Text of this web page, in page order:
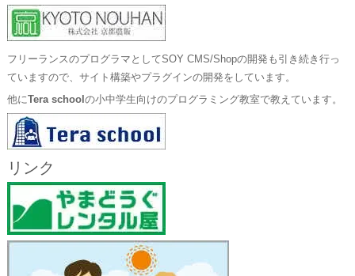
フリーランスのプログラマとしてSOY CMS/Shopの開発も引き続き行っ
ていますので、サイト構築やプラグインの開発をしています。
他にTera school の小中学生向けのプログラミング教室で教えています。
リンク